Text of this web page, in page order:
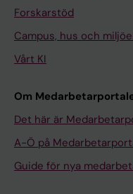
Forskarstöd
Campus, hus och
Vårt KI
Om
Det här är
A-Ö på
Guide för nya